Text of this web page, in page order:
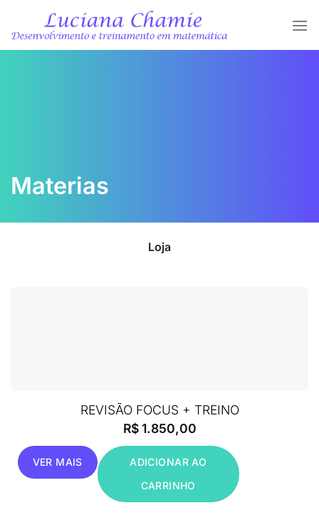
content
Materias
Loja
REVISÃO FOCUS + TREINO
R$1.850,00
VER MAIS
ADICIONAR AO
CARRINHO